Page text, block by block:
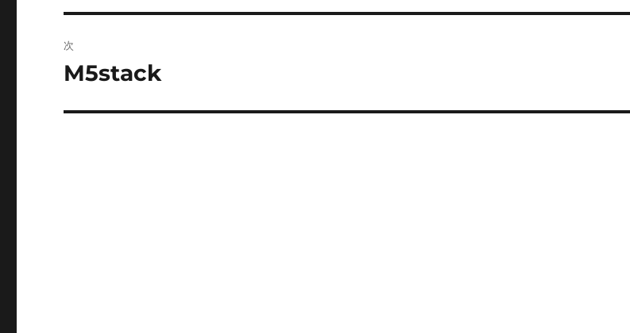
ゲ
投
稿:
次
次
投
M5stack